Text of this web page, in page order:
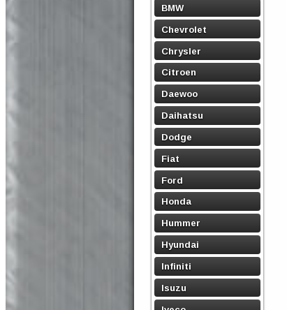
BMW
Chevrolet
Chrysler
Citroen
Daewoo
Daihatsu
Dodge
Fiat
Ford
Honda
Hummer
Hyundai
Infiniti
Isuzu